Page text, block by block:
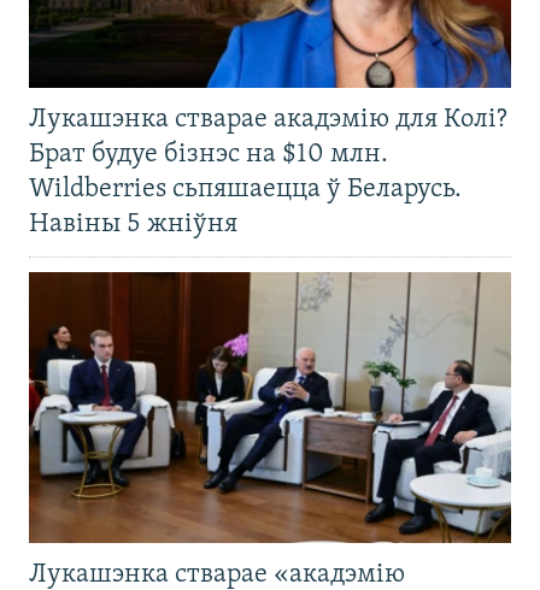
Лукашэнка стварае акадэмію для Колі?
Брат будуе бізнэс на $10 млн.
Wildberries сьпяшаецца ў Беларусь.
Навіны 5 жніўня
Лукашэнка стварае «акадэмію